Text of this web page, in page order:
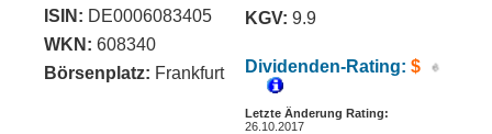
ISIN: DE0006083405
WKN: 608340
Börsenplatz: Frankfurt
KGV: 9.9
Dividenden-Rating: $
Letzte Änderung Rating:
26.10.2017